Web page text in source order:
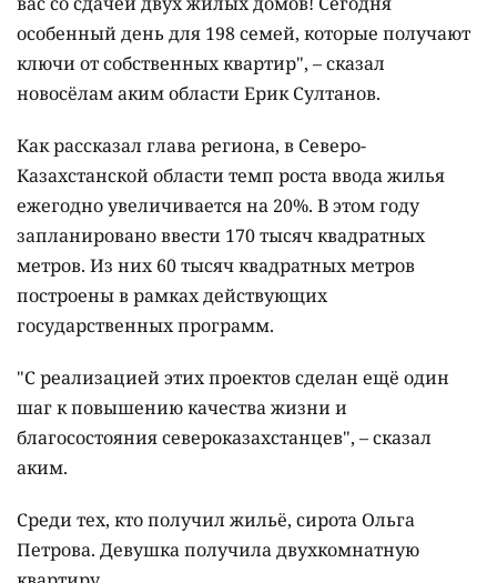
особенный день для 198 семей, которые получают
ключи от собственных квартир", – сказал
новосёлам аким области Ерик Султанов.
Как рассказал глава региона, в Северо-
Казахстанской области темп роста ввода жилья
ежегодно увеличивается на 20%. В этом году
запланировано ввести 170 тысяч квадратных
метров. Из них 60 тысяч квадратных метров
построены в рамках действующих
государственных программ.
"С реализацией этих проектов сделан ещё один
шаг к повышению качества жизни и
благосостояния североказахстанцев", – сказал
аким.
Среди тех, кто получил жильё, сирота Ольга
Петрова. Девушка получила двухкомнатную